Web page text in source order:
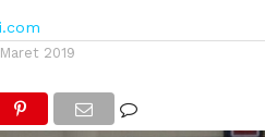
2019